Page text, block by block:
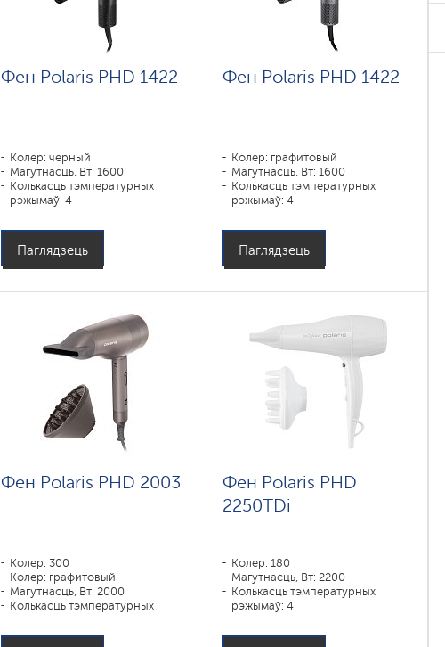
Фен Polaris PHD 1422
Колер: черный
Магутнасць, Вт: 1600
Колькасць тэмпературных
рэжымаў: 4
Паглядзець
Фен Polaris PHD 1422
Колер: графитовый
Магутнасць, Вт: 1600
Колькасць тэмпературных
рэжымаў: 4
Паглядзець
Фен Polaris PHD 2003
Колер: 300
Колер: графитовый
Магутнасць, Вт: 2000
Колькасць тэмпературных
Фен Polaris PHD
2250TDi
Колер: 180
Магутнасць, Вт: 2200
Колькасць тэмпературных
рэжымаў: 4